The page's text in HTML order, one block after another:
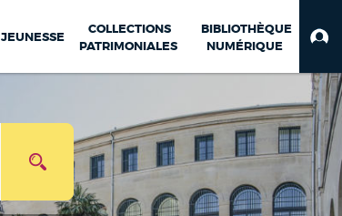
JEUNESSE
COLLECTIONS
PATRIMONIALES
BIBLIOTHÈQUE
NUMÉRIQUE